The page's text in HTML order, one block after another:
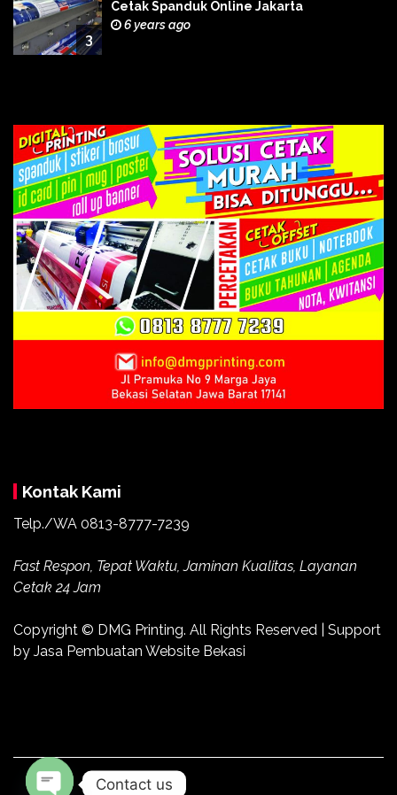
3
Cetak Spanduk Online Jakarta
6 years ago
Kontak Kami
Telp./WA 0813-8777-7239
Fast Respon, Tepat Waktu, Jaminan Kualitas, Layanan
Cetak 24 Jam
Copyright © DMG Printing. All Rights Reserved | Support
by Jasa Pembuatan Website Bekasi
Contact us